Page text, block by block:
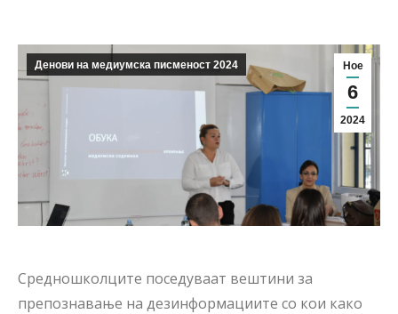
Ное
6
2024
Денови на медиумска писменост 2024
Средношколците поседуваат вештини за
препознавање на дезинформациите со кои како